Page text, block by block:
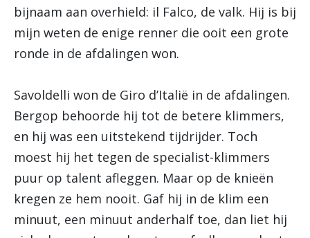
bijnaam aan overhield: il Falco, de valk. Hij is bij
mijn weten de enige renner die ooit een grote
ronde in de afdalingen won.
Savoldelli won de Giro d’Italië in de afdalingen.
Bergop behoorde hij tot de betere klimmers,
en hij was een uitstekend tijdrijder. Toch
moest hij het tegen de specialist-klimmers
puur op talent afleggen. Maar op de knieën
kregen ze hem nooit. Gaf hij in de klim een
minuut, een minuut anderhalf toe, dan liet hij